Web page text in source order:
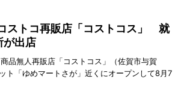
ストコ再販店「コストコス」 就
が出店
品無人再販店「コストコス」（佐賀市与賀
ト「ゆめマートさが」近くにオープンして8月7